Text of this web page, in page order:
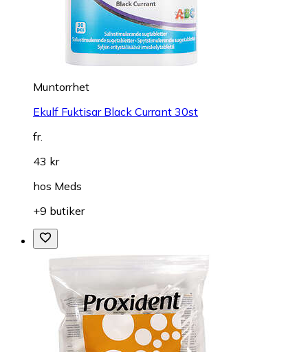
Muntorrhet
Ekulf Fuktisar Black Currant 30st
fr.
43 kr
hos Meds
+9 butiker